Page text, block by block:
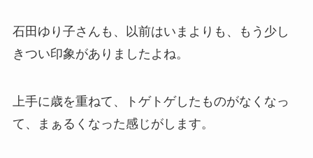
石田ゆり子さんも、以前はいまよりも、もう少し
きつい印象がありましたよね。
上手に歳を重ねて、トゲトゲしたものがなくなっ
て、まぁるくなった感じがします。